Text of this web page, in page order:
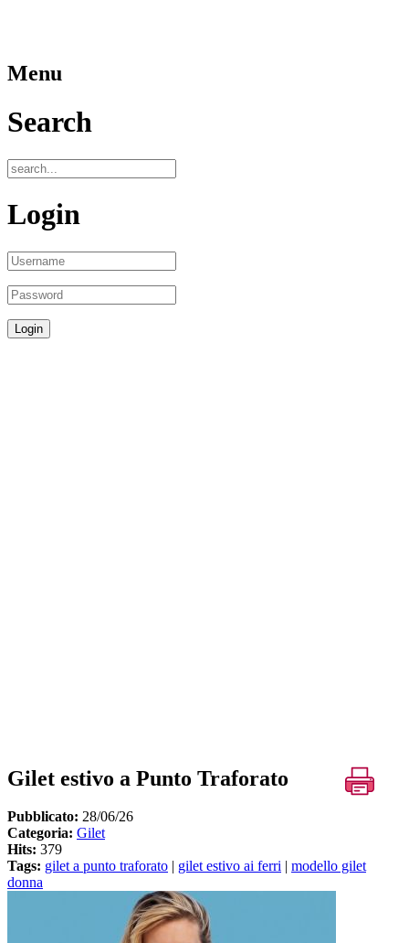
Menu
Search
Login
Gilet estivo a Punto Traforato
Pubblicato: 28/06/26
Categoria: Gilet
Hits: 379
Tags: gilet a punto traforato gilet estivo ai ferri
modello gilet
donna